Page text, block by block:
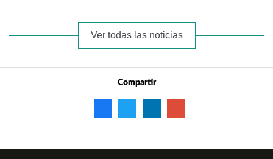
Ver todas las noticias
Compartir